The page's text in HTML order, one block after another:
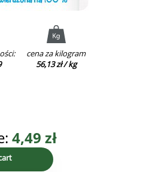
cena za kilogram
56,13 zł / kg
4,49 zł